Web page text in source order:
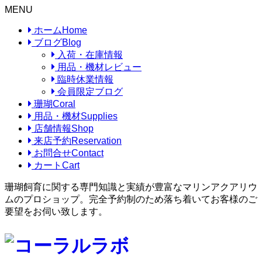
MENU
ホーム Home
ブログBlog
入荷・在庫情報
用品・機材レビュー
臨時休業情報
会員限定ブログ
珊瑚Coral
用品・機材Supplies
店舗情報Shop
来店予約Reservation
お問合せContact
カート Cart
珊瑚飼育に関する専門知識と実績が豊富なマリンアクアリウ
ムのプロショップ。完全予約制のため落ち着いてお客様のご
要望をお伺い致します。